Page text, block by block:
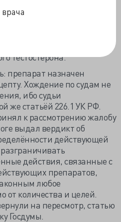
средств, не
наркотических и
ограничения свободы
тестостерона.
препарат назначен
Хождение по судам не
ибо судьи
же статьёй 226.1 УК РФ.
к рассмотрению жалобу
выдал вердикт об
действующей
действия, связанные с
препаратов,
любое
количества и целей.
на пересмотр, статью
Госдумы.